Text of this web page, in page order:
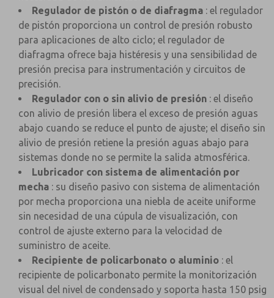
Regulador de pistón o de diafragma : el regulador
de pistón proporciona un control de presión robusto
para aplicaciones de alto ciclo; el regulador de
diafragma ofrece baja histéresis y una sensibilidad de
presión precisa para instrumentación y circuitos de
precisión.
Regulador con o sin alivio de presión : el diseño
con alivio de presión libera el exceso de presión aguas
abajo cuando se reduce el punto de ajuste; el diseño sin
alivio de presión retiene la presión aguas abajo para
sistemas donde no se permite la salida atmosférica.
Lubricador con sistema de alimentación por
mecha : su diseño pasivo con sistema de alimentación
por mecha proporciona una niebla de aceite uniforme
sin necesidad de una cúpula de visualización, con
control de ajuste externo para la velocidad de
suministro de aceite.
Recipiente de policarbonato o aluminio : el
recipiente de policarbonato permite la monitorización
visual del nivel de condensado y soporta hasta 150 psig